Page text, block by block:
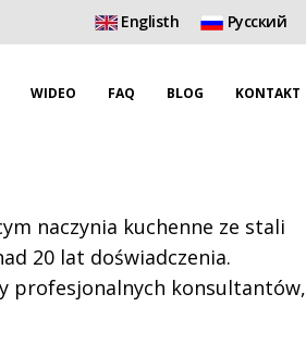
Englisth Pусский
WIDEO FAQ BLOG KONTAKT
naczynia kuchenne ze stali
20 lat doświadczenia.
profesjonalnych konsultantów,